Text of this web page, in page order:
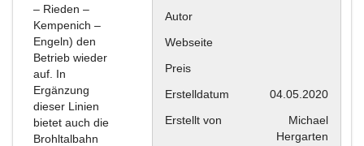
– Rieden –
Kempenich –
Engeln) den
Betrieb wieder
auf. In
Ergänzung
dieser Linien
bietet auch die
Brohltalbahn
Autor
Webseite
Preis
Erstelldatum
04.05.2020
Erstellt von
Michael
Hergarten